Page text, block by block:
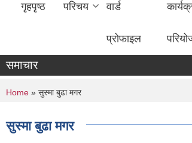
गृहपृष्ठ परिचय वार्ड
प्रोफाइल
समाचार
You are here
Home » सुस्मा बुढा मगर
सुस्मा बुढा मगर